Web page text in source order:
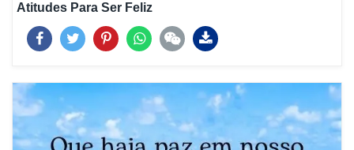
Atitudes Para Ser Feliz